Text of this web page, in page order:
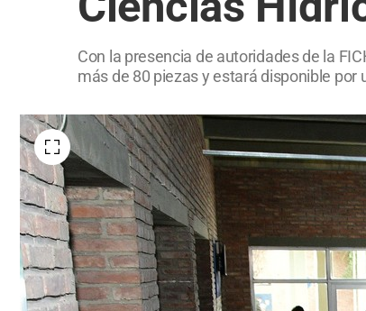
Con la presencia de autoridades de la
más de 80 piezas y estará disponible